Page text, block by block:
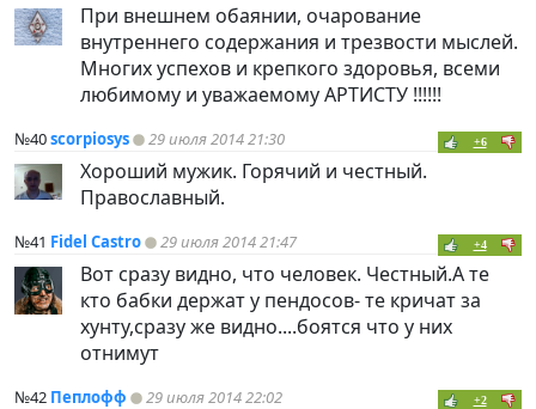
При внешнем обаянии, очарование
внутреннего содержания и трезвости мыслей.
Многих успехов и крепкого здоровья, всеми
любимому и уважаемому АРТИСТУ !!!!!!
№40scorpiosys 29 июля 2014 21:30 +6
Хороший мужик. Горячий и честный.
Православный.
№41 Fidel Castro 29 июля 2014 21:47 +4
Вот сразу видно, что человек. Честный.А те
кто бабки держат у пендосов- те кричат за
хунту,сразу же видно....боятся что у них
отнимут
№42 Пеплофф 29 июля 2014 22:02 +2